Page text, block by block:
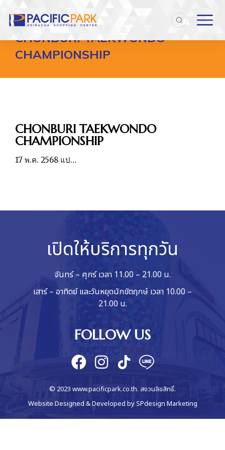
You are here:
Home Entries tagged with "CHONBURI TAEKWONDO
CHONBURI TAEKWONDO
CHAMPIONSHIP
CHONBURI TAEKWONDO
CHAMPIONSHIP
17 พ.ค. 2568 แป…
เปิดให้บริการทุกวัน
จันทร์ – ศุกร์ เวลา 11.00 – 21.00 น.
เสาร์ – อาทิตย์ และวันหยุดนักขัตฤกษ์ เวลา 10.00 –
21.00 น.
FOLLOW US
© 2023 www.pacificpark.co.th. สงวนลิขสิทธิ์.
Website Designed & Developed bySPdesign Marketing